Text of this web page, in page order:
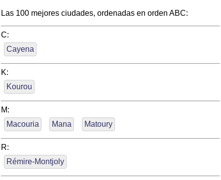
Las 100 mejores ciudades, ordenadas en orden ABC:
C:
Cayena
K:
Kourou
M:
Macouria
Mana Matoury
R:
Rémire-Montjoly